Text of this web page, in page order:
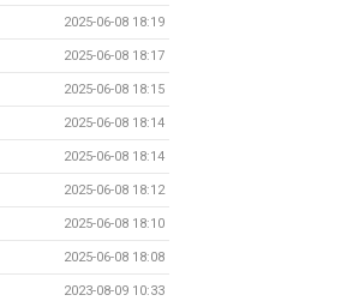
2025-06-08 18:19
2025-06-08 18:17
2025-06-08 18:15
2025-06-08 18:14
2025-06-08 18:14
2025-06-08 18:12
2025-06-08 18:10
2025-06-08 18:08
2023-08-09 10:33